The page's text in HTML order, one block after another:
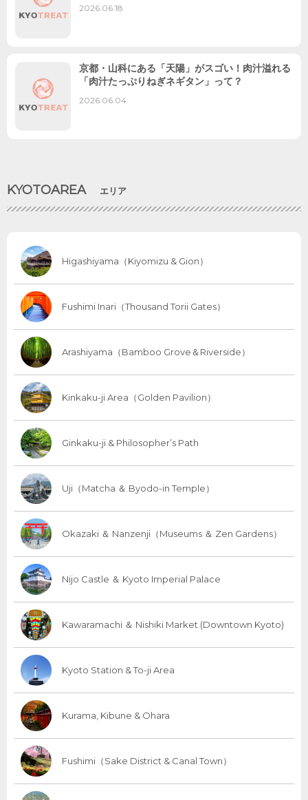
2026.06.18
京都・山科にある「天陽」がスゴい！肉汁溢れる
「肉汁たっぷりねぎネギタン」って？
2026.06.04
KYOTOAREA エリア
Higashiyama（Kiyomizu & Gion）
Fushimi Inari（Thousand Torii Gates）
Arashiyama（Bamboo Grove＆Riverside）
Kinkaku-ji Area（Golden Pavilion）
Ginkaku-ji & Philosopher’s Path
Uji（Matcha ＆ Byodo-in Temple）
Okazaki ＆ Nanzenji（Museums ＆ Zen Gardens）
Nijo Castle ＆ Kyoto Imperial Palace
Kawaramachi ＆ Nishiki Market (Downtown Kyoto)
Kyoto Station & To-ji Area
Kurama, Kibune & Ohara
Fushimi（Sake District & Canal Town）